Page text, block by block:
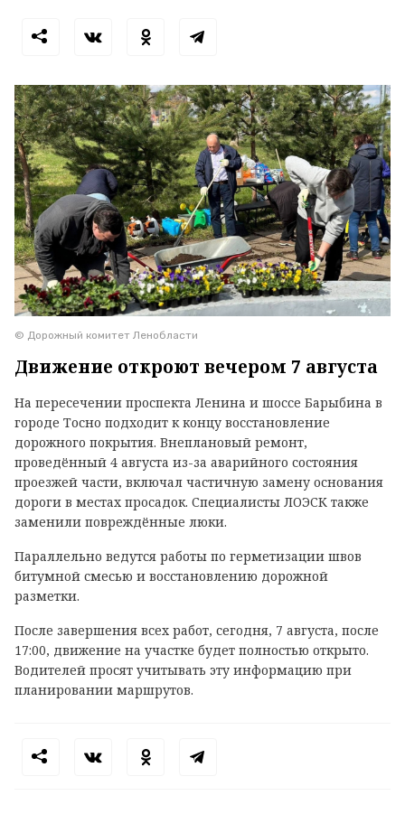
© Дорожный комитет Ленобласти
Движение откроют вечером 7 августа
На пересечении проспекта Ленина и шоссе Барыбина в
городе Тосно подходит к концу восстановление
дорожного покрытия. Внеплановый ремонт,
проведённый 4 августа из-за аварийного состояния
проезжей части, включал частичную замену основания
дороги в местах просадок. Специалисты ЛОЭСК также
заменили повреждённые люки.
Параллельно ведутся работы по герметизации швов
битумной смесью и восстановлению дорожной
разметки.
После завершения всех работ, сегодня, 7 августа, после
17:00, движение на участке будет полностью открыто.
Водителей просят учитывать эту информацию при
планировании маршрутов.